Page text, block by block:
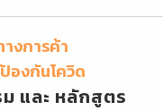
งการค้า
องกันโควิด
และ หลักสูตร